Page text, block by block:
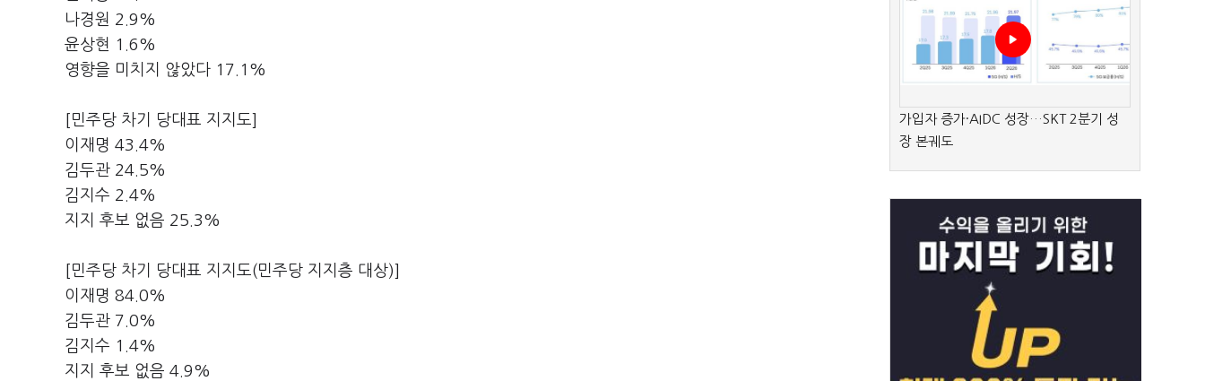
나경원 2.9%
윤상현 1.6%
영향을 미치지 않았다 17.1%
[민주당 차기 당대표 지지도]
이재명 43.4%
김두관 24.5%
김지수 2.4%
지지 후보 없음 25.3%
[민주당 차기 당대표 지지도(민주당 지지층 대상)]
이재명 84.0%
김두관 7.0%
김지수 1.4%
지지 후보 없음 4.9%
가입자 증가·AIDC 성장…SKT 2분기 성
장 본궤도